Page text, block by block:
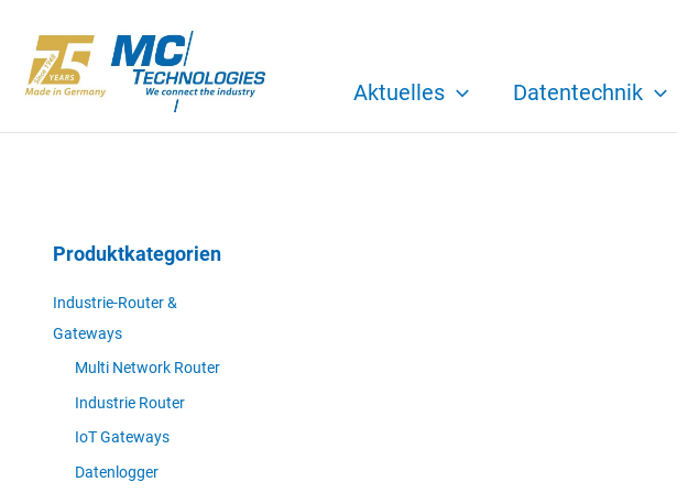
Inhalt
springen
Aktuelles Datentechnik
Produktkategorien
Industrie-Router &
Gateways
Multi Network Router
Industrie Router
IoT Gateways
Datenlogger